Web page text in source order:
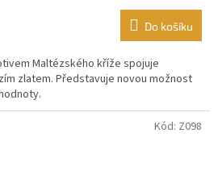
Do košíku
Maltézského kříže spojuje
zlatem. Představuje novou možnost
Kód: Z098